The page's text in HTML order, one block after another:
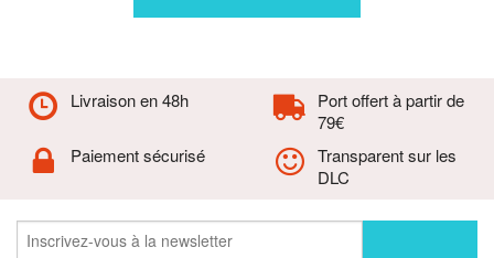
Livraison en 48h
Port offert à partir de
79€
Paiement sécurisé
Transparent sur les
DLC